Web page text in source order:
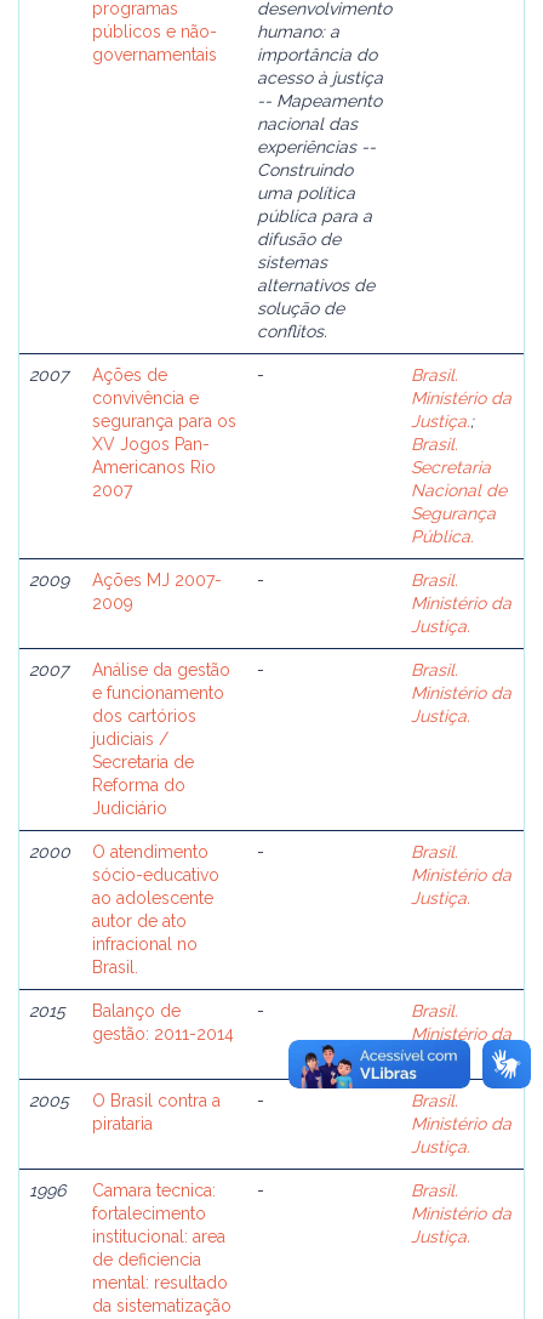
programas
públicos e não-
governamentais
desenvolvimento
humano: a
importância do
acesso à justiça
-- Mapeamento
nacional das
experiências --
Construindo
uma política
pública para a
difusão de
sistemas
alternativos de
solução de
conflitos.
2007
Ações de
convivência e
segurança para os
XV Jogos Pan-
Americanos Rio
2007
-
Brasil.
Ministério da
Justiça.;
Brasil.
Secretaria
Nacional de
Segurança
Pública.
2009
Ações MJ 2007-
2009
-
Brasil.
Ministério da
Justiça.
2007
Análise da gestão
e funcionamento
dos cartórios
judiciais /
Secretaria de
Reforma do
Judiciário
-
Brasil.
Ministério da
Justiça.
2000
O atendimento
sócio-educativo
ao adolescente
autor de ato
infracional no
Brasil.
-
Brasil.
Ministério da
Justiça.
2015
Balanço de
gestão: 2011-2014
-
Brasil.
Ministério da
Justiça.
2005
O Brasil contra a
pirataria
-
Brasil.
Ministério da
Justiça.
1996
Camara tecnica:
fortalecimento
institucional: area
de deficiencia
mental: resultado
da sistematização
-
Brasil.
Ministério da
Justiça.